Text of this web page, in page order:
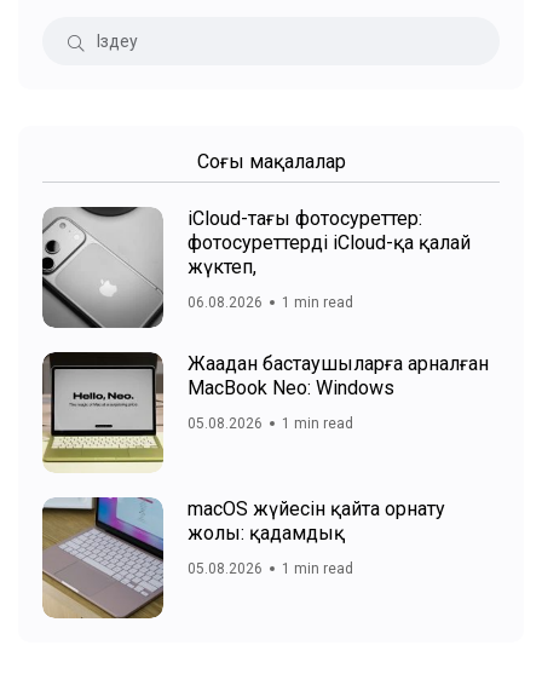
Соңғы мақалалар
iCloud-тағы фотосуреттер:
фотосуреттерді iCloud-қа қалай
жүктеп,
06.08.2026 1 min read
Жаңадан бастаушыларға арналған
MacBook Neo: Windows
05.08.2026 1 min read
macOS жүйесін қайта орнату
жолы: қадамдық
05.08.2026 1 min read